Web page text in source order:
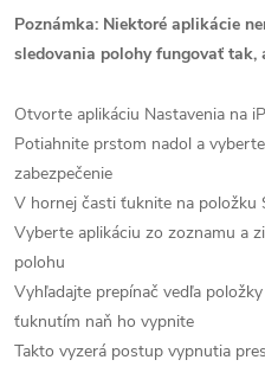
Poznámka: Niektoré aplikácie
sledovania polohy fungovať tak,
Otvorte aplikáciu Nastavenia na
Potiahnite prstom nadol a
zabezpečenie
V hornej časti ťuknite na položku
Vyberte aplikáciu zo zoznamu a
polohu
Vyhľadajte prepínač vedľa
ťuknutím naň ho vypnite
Takto vyzerá postup vypnutia